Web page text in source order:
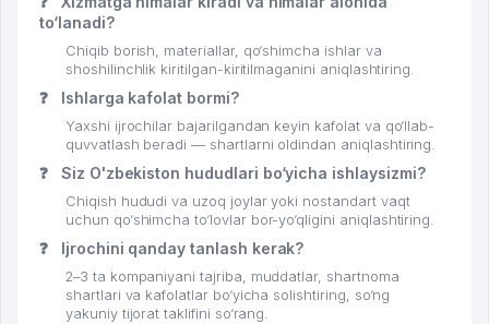
to‘lanadi?
Chiqib borish, materiallar, qo‘shimcha ishlar va
shoshilinchlik kiritilgan-kiritilmaganini aniqlashtiring.
❓ Ishlarga kafolat bormi?
Yaxshi ijrochilar bajarilgandan keyin kafolat va qo‘llab-
quvvatlash beradi — shartlarni oldindan aniqlashtiring.
❓ Siz O'zbekiston hududlari bo‘yicha ishlaysizmi?
Chiqish hududi va uzoq joylar yoki nostandart vaqt
uchun qo‘shimcha to‘lovlar bor-yo‘qligini aniqlashtiring.
❓ Ijrochini qanday tanlash kerak?
2–3 ta kompaniyani tajriba, muddatlar, shartnoma
shartlari va kafolatlar bo‘yicha solishtiring, so‘ng
yakuniy tijorat taklifini so‘rang.